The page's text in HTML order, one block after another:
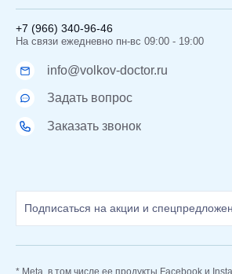
+7 (966) 340-96-46
На связи ежедневно пн-вс 09:00 - 19:00
info@volkov-doctor.ru
Задать вопрос
Заказать звонок
* Meta, в том числе ее продукты Facebook и